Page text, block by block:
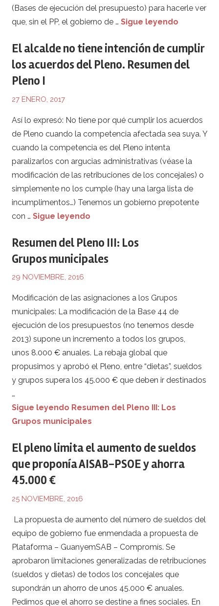
(Bases de ejecución del presupuesto) para hacerle ver
que, sin el PP, el gobierno de … Sigue leyendo
El alcalde no tiene intención de cumplir
los acuerdos del Pleno. Resumen del
Pleno I
27 ENERO, 2017
Así lo expresó: No tiene por qué cumplir los acuerdos
de Pleno cuando la competencia afectada sea suya. Y
cuando la competencia es del Pleno intenta
paralizarlos con argucias administrativas (véase la
modificación de las retribuciones de los concejales) o
simplemente no los cumple (hay una larga lista de
incumplimentos…) Tenemos un gobierno prepotente
con … Sigue leyendo
no
tiene
cumplir
los
acuerdos
del
Pleno.
Resumen
del
Resumen del Pleno III: Los
Grupos municipales
29 NOVIEMBRE, 2016
Modificación de las asignaciones a los Grupos
municipales: La modificación de la Base 44 de
ejecución de los presupuestos (no tenemos desde
2013) supone un incremento a todos los grupos,
unos 8.000 € anuales. La rebaja global que
propusimos y aprobó el Pleno, entre “dietas”, sueldos
y grupos supera los 45.000 € que deben ir destinados
…
Sigue leyendo Resumen del Pleno III: Los
Grupos municipales
El pleno limita el aumento de sueldos
que proponía AISAB-PSOE y ahorra
45.000 €
25 NOVIEMBRE, 2016
La propuesta de aumento del número de sueldos del
equipo de gobierno fue enmendada a propuesta de
Plataforma – GuanyemSAB – Compromís. Se
aprobaron limitaciones generalizadas de retribuciones
(sueldos y dietas) de todos los concejales que
supondrán un ahorro de unos 45.000 € anuales.
Pedimos que el ahorro se destine a fines sociales. En